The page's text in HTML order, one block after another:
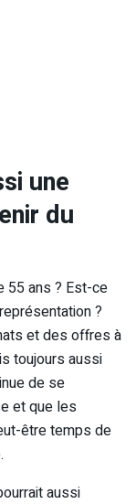
une
du
55 ans ? Est-ce
?
et des offres à
toujours aussi
de se
et que les
être temps de
aussi